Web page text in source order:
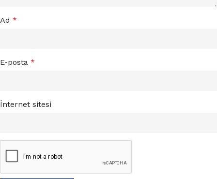
Ad *
E-posta *
İnternet sitesi